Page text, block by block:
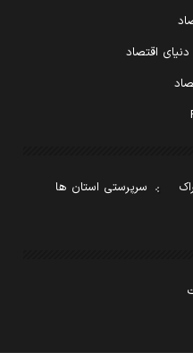
اقتصاد
سرپرستی استان ها